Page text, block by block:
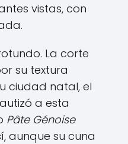
vistas, con
La corte
su textura
ciudad natal, el
a esta
Pâte Génoise
aunque su cuna